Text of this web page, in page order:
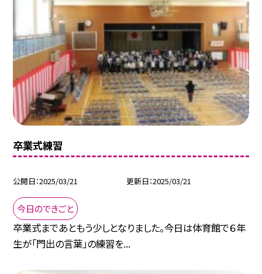
卒業式練習
公開日 2025/03/21 更新日 2025/03/21
今日のできごと
卒業式まであともう少しとなりました。今日は体育館で６年
生が「門出の言葉」の練習を...